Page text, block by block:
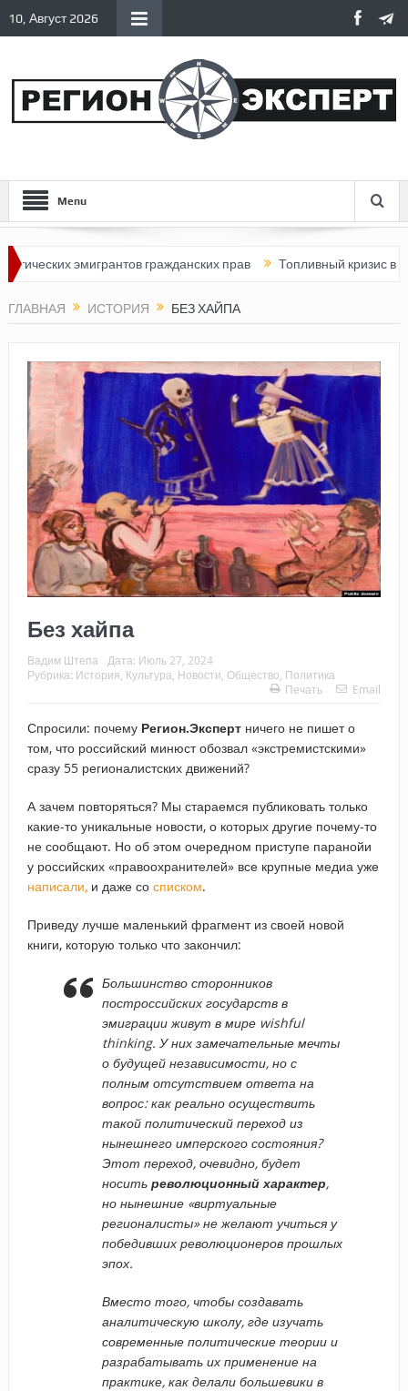
10, Август 2026
Menu
эмигрантов гражданских прав Топливный кризис в России
ГЛАВНАЯ ИСТОРИЯ БЕЗ ХАЙПА
Без хайпа
Вадим Штепа Дата: Июль 27, 2024
Рубрика: История Культура Новости Общество Политика
Печать
Email
Спросили: почему Регион.Экспертничего не пишет о
том, что российский минюст обозвал «экстремистскими»
сразу 55 регионалистских движений?
А зачем повторяться? Мы стараемся публиковать только
какие-то уникальные новости, о которых другие почему-то
не сообщают. Но об этом очередном приступе паранойи
у российских «правоохранителей» все крупные медиа уже
написали,и даже со списком.
Приведу лучше маленький фрагмент из своей новой
книги, которую только что закончил:
Большинство сторонников
построссийских государств в
эмиграции живут в мире wishful
thinking. У них замечательные мечты
о будущей независимости, но с
полным отсутствием ответа на
вопрос: как реально осуществить
такой политический переход из
нынешнего имперского состояния?
Этот переход, очевидно, будет
носить революционный характер,
но нынешние «виртуальные
регионалисты» не желают учиться у
победивших революционеров прошлых
эпох.
Вместо того, чтобы создавать
аналитическую школу, где изучать
современные политические теории и
разрабатывать их применение на
практике, как делали большевики в